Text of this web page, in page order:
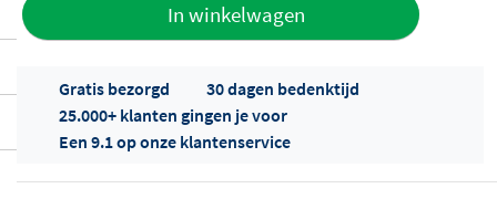
In winkelwagen
Gratis bezorgd
30 dagen bedenktijd
25.000+ klanten gingen je voor
Een 9.1 op onze klantenservice